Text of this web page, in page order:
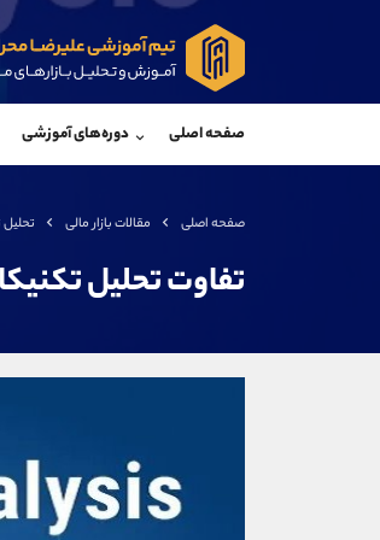
صفحه اصلی دوره‌های آموزشی
صفحه اصلی مقالات بازار مالی
تفاوت تحلیل
تلفن
کانال بله